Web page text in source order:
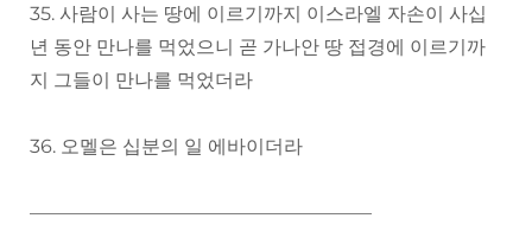
35. 사람이 사는 땅에 이르기까지 이스라엘 자손이 사십
년 동안 만나를 먹었으니 곧 가나안 땅 접경에 이르기까
지 그들이 만나를 먹었더라
36. 오멜은 십분의 일 에바이더라
——————————————————